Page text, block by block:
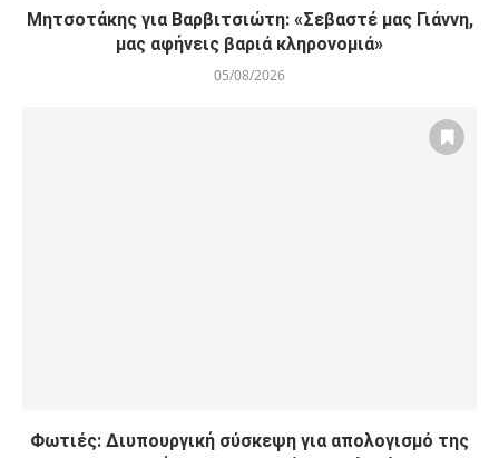
Μητσοτάκης για Βαρβιτσιώτη: «Σεβαστέ μας Γιάννη,
μας αφήνεις βαριά κληρονομιά»
05/08/2026
Φωτιές: Διυπουργική σύσκεψη για απολογισμό της